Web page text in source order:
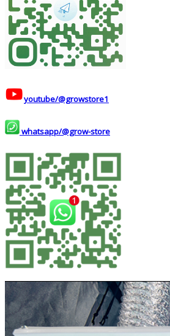
youtube/@growstore1
whatsapp/@grow-store